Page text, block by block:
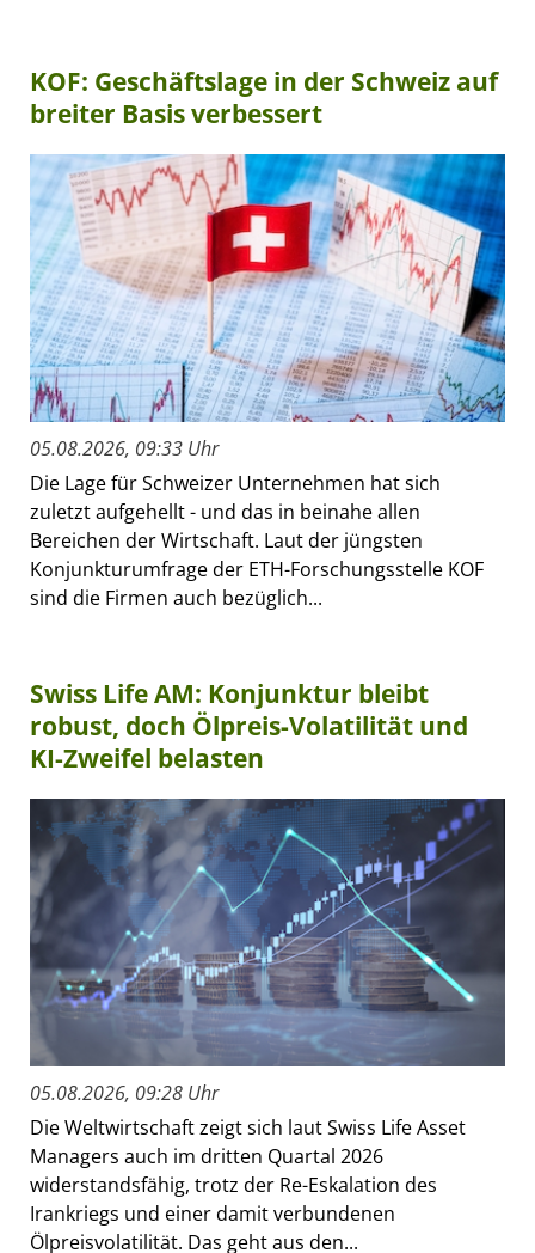
KOF: Geschäftslage in der Schweiz auf
breiter Basis verbessert
05.08.2026, 09:33 Uhr
Die Lage für Schweizer Unternehmen hat sich
zuletzt aufgehellt - und das in beinahe allen
Bereichen der Wirtschaft. Laut der jüngsten
Konjunkturumfrage der ETH-Forschungsstelle KOF
sind die Firmen auch bezüglich...
Swiss Life AM: Konjunktur bleibt
robust, doch Ölpreis-Volatilität und
KI-Zweifel belasten
05.08.2026, 09:28 Uhr
Die Weltwirtschaft zeigt sich laut Swiss Life Asset
Managers auch im dritten Quartal 2026
widerstandsfähig, trotz der Re-Eskalation des
Irankriegs und einer damit verbundenen
Ölpreisvolatilität. Das geht aus den...